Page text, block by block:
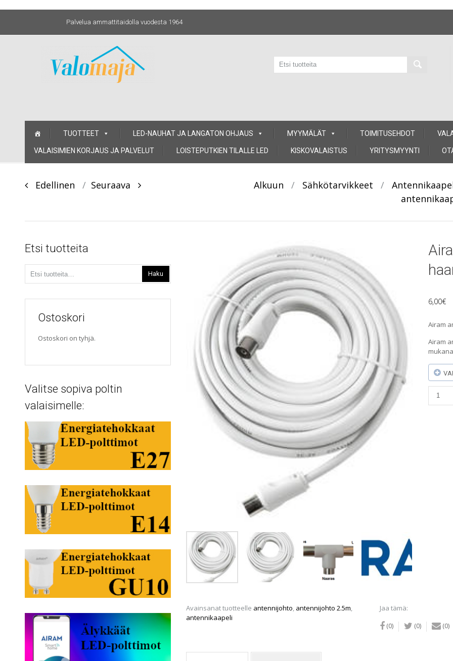
Palvelua ammattitaidolla vuodesta 1964
TUOTTEET LED-NAUHAT JA LANGATON OHJAUS MYYMÄLÄT TOIMITUSEHDOT
VALAISIMIEN KORJAUS JA PALVELUT LOISTEPUTKIEN TILALLE LED KISKOVALAISTUS YRITYSMYYNTI
Post
Edellinen Seuraava Alkuun / Sähkötarvikkeet /
6,00€
Airam
Airam
Avainsanat tuotteelle antennijohto, antennijohto 2.5m,
antennikaapeli
Jaa tämä:
(0) (0) (0)
Etsi tuotteita
Haku
Ostoskori
Ostoskori on tyhjä.
Valitse sopiva poltin
valaisimelle: